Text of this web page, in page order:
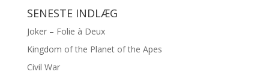
SENESTE INDLÆG
Joker – Folie à Deux
Kingdom of the Planet of the Apes
Civil War